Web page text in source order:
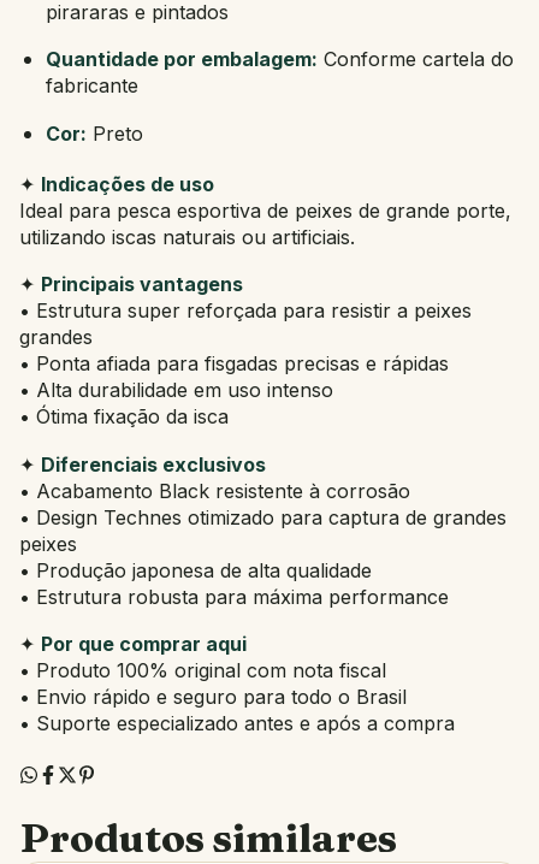
pirararas e pintados
Quantidade por embalagem: Conforme cartela do
fabricante
Cor: Preto
✦ Indicações de uso
Ideal para pesca esportiva de peixes de grande porte,
utilizando iscas naturais ou artificiais.
✦ Principais vantagens
• Estrutura super reforçada para resistir a peixes
grandes
• Ponta afiada para fisgadas precisas e rápidas
• Alta durabilidade em uso intenso
• Ótima fixação da isca
✦ Diferenciais exclusivos
• Acabamento Black resistente à corrosão
• Design Technes otimizado para captura de grandes
peixes
• Produção japonesa de alta qualidade
• Estrutura robusta para máxima performance
✦ Por que comprar aqui
• Produto 100% original com nota fiscal
• Envio rápido e seguro para todo o Brasil
• Suporte especializado antes e após a compra
Produtos similares